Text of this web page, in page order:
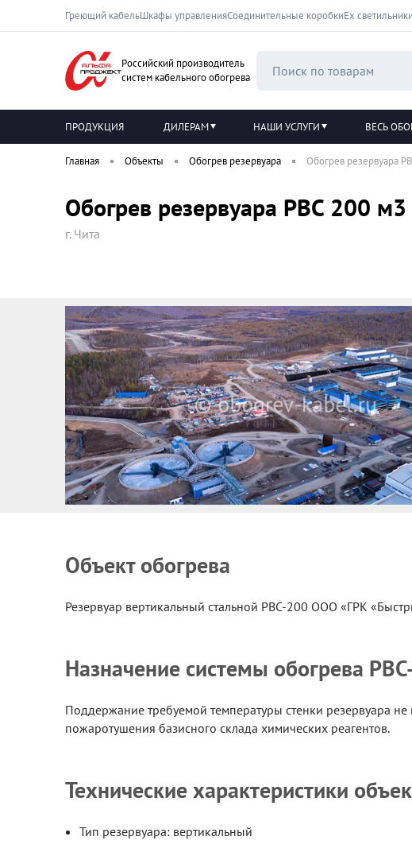
Греющий кабельШкафы управленияСоединительные коробкиЕх светильники
Российский производитель
систем кабельного обогрева
ПРОДУКЦИЯ ДИЛЕРАМ НАШИ УСЛУГИ ВЕСЬ
Главная Объекты Обогрев резервуара Обогрев резервуара
Обогрев резервуара РВС 200 м3
г. Чита
Объект обогрева
Резервуар вертикальный стальной РВС-200 ООО «ГРК
Назначение системы обогрева
Поддержание требуемой температуры стенки резервуара
пожаротушения базисного склада химических реагентов.
Технические характеристики
Тип резервуара: вертикальный